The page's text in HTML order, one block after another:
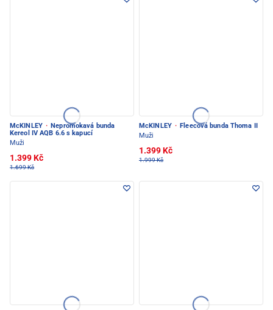
McKINLEY · Nepromokavá bunda
Kereol IV AQB 6.6 s kapucí
Muži
1.399 Kč
1.699 Kč
McKINLEY · Fleecová bunda Thoma II
Muži
1.399 Kč
1.999 Kč